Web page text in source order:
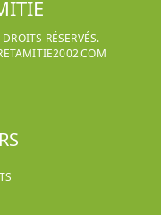
RÉSERVÉS.